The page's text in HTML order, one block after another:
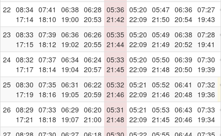
22 08:34
17:14
07:41
18:10
06:38
19:00
06:28
20:53
05:36
21:42
05:20
22:09
05:47
21:50
06:36
20:54
07:27
19:43
23 08:33
17:15
07:39
18:12
06:36
19:02
06:26
20:55
05:35
21:44
05:20
22:09
05:49
21:49
06:38
20:52
07:28
19:41
24 08:32
17:17
07:37
18:14
06:34
19:04
06:24
20:57
05:33
21:45
05:20
22:09
05:50
21:48
06:39
20:50
07:30
19:39
25 08:30
17:19
07:35
18:16
06:31
19:05
06:22
20:59
05:32
21:46
05:21
22:09
05:52
21:46
06:41
20:48
07:32
19:36
26 08:29
17:21
07:33
18:18
06:29
19:07
06:20
21:00
05:31
21:48
05:21
22:09
05:53
21:45
06:43
20:46
07:33
19:34